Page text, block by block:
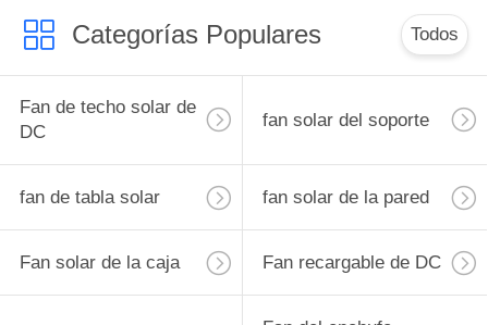
Categorías Populares Todos
Fan de techo solar de
DC
fan solar del soporte
fan de tabla solar fan solar de la pared
Fan solar de la caja Fan recargable de DC